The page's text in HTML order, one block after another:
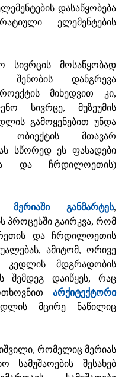
დასაწყობება
ელემენტების
სივრცის მოსაწყობად
შენობის დანგრევა
მიხედვით კი,
სივრცე, მუზეუმის
გამოყენებით უნდა
ობიექტის მთავარ
სწორედ ეს ფასადები
და ჩრდილოეთის)
მერიაში განმარტეს,
პროცესში გაირკვა, რომ
და ჩრდილოეთის
ამიტომ, ორივე
კედლის მდგრადობის
შემდეგ დაიწყეს, რაც
არქიტექტორი
მცირე ნაწილიც
რომელიც მერიას
სამუშაოების შესახებ